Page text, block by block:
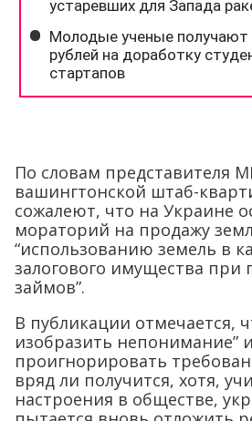
По словам представителя
вашингтонской штаб-
сожалеют, что на Украине
мораторий на продажу
“использованию земель в
залогового имущества при
займов”.
В публикации отмечается,
изобразить непонимание” и
проигнорировать
вряд ли получится, хотя,
настроения в обществе,